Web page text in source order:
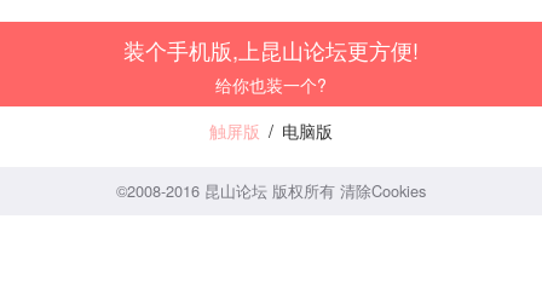
装个手机版,上昆山论坛更方便!
给你也装一个?
触屏版 / 电脑版
©2008-2016 昆山论坛 版权所有 清除Cookies